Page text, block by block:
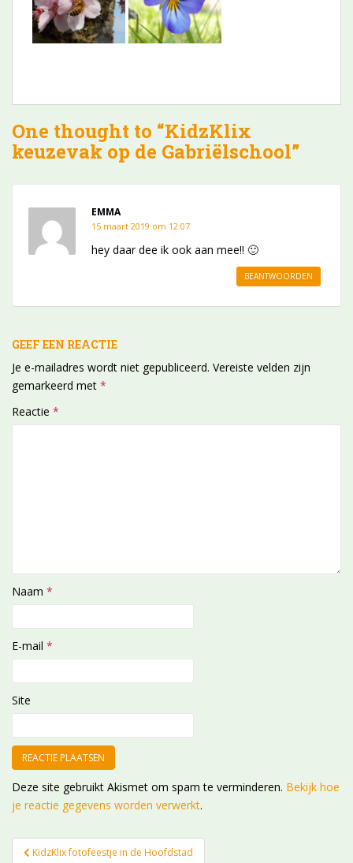
One thought to “KidzKlix
keuzevak op de Gabriëlschool”
EMMA
15 maart 2019 om 12:07
hey daar dee ik ook aan mee!! 🙂
BEANTWOORDEN
GEEF EEN REACTIE
Je e-mailadres wordt niet gepubliceerd. Vereiste velden zijn
gemarkeerd met *
Reactie *
Naam *
E-mail *
Site
Deze site gebruikt Akismet om spam te verminderen. Bekijk hoe
je reactie gegevens worden verwerkt.
Bericht
KidzKlix fotofeestje in de Hoofdstad